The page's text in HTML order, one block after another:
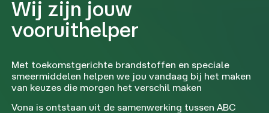
Wij zijn jouw
vooruithelper
Met toekomstgerichte brandstoffen en speciale
smeermiddelen helpen we jou vandaag bij het maken
van keuzes die morgen het verschil maken
Vona is ontstaan uit de samenwerking tussen ABC